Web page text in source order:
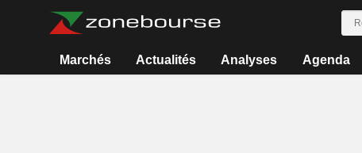
Marchés Actualités Analyses Agenda